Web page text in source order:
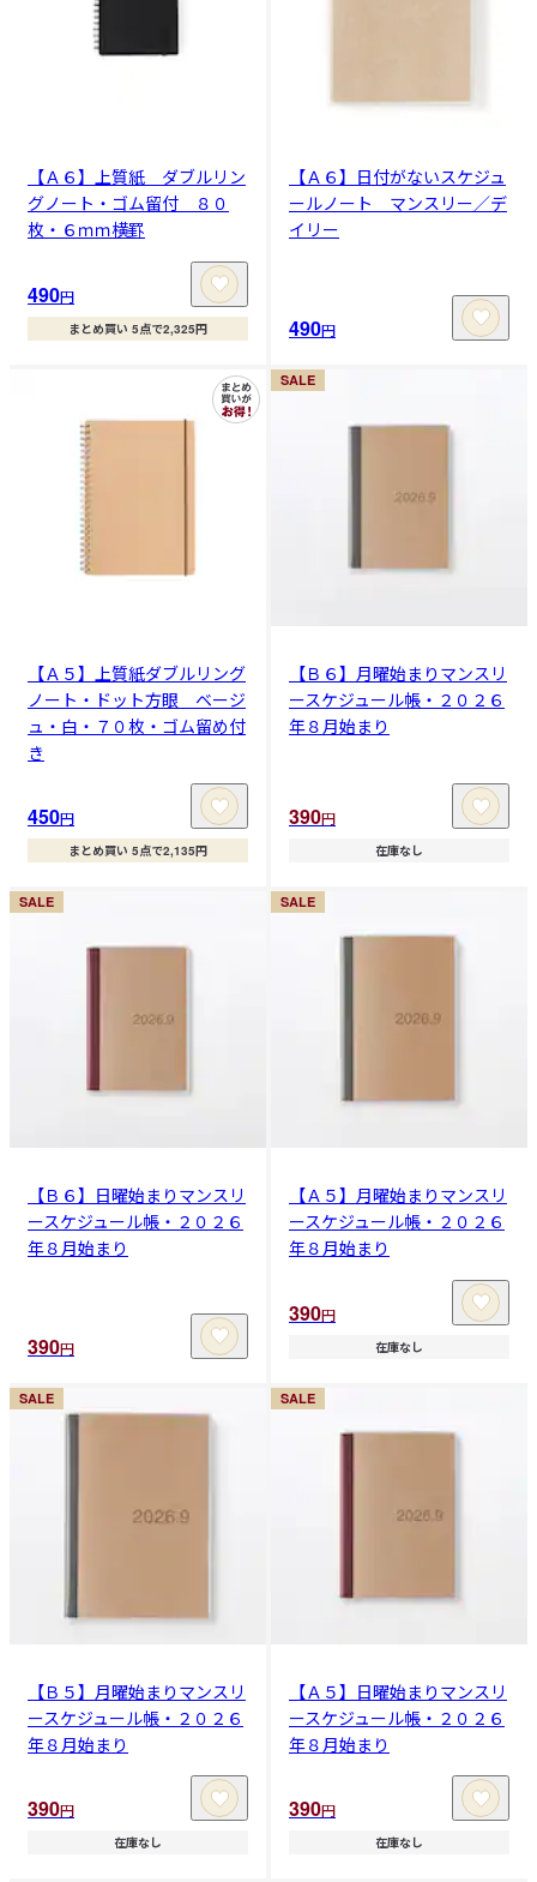
【Ａ６】上質紙 ダブルリン
グノート・ゴム留付 ８０
枚・６ｍｍ横罫
490円
まとめ買い 5点で2,325円
【Ａ６】日付がないスケジュ
ールノート マンスリー／デ
イリー
490円
【Ａ５】上質紙ダブルリング
ノート・ドット方眼 ベージ
ュ・白・７０枚・ゴム留め付
き
450円
まとめ買い 5点で2,135円
SALE
【Ｂ６】月曜始まりマンスリ
ースケジュール帳・２０２６
年８月始まり
390円
在庫なし
SALE
【Ｂ６】日曜始まりマンスリ
ースケジュール帳・２０２６
年８月始まり
390円
SALE
【Ａ５】月曜始まりマンスリ
ースケジュール帳・２０２６
年８月始まり
390円
在庫なし
SALE
【Ｂ５】月曜始まりマンスリ
ースケジュール帳・２０２６
年８月始まり
390円
在庫なし
SALE
【Ａ５】日曜始まりマンスリ
ースケジュール帳・２０２６
年８月始まり
390円
在庫なし